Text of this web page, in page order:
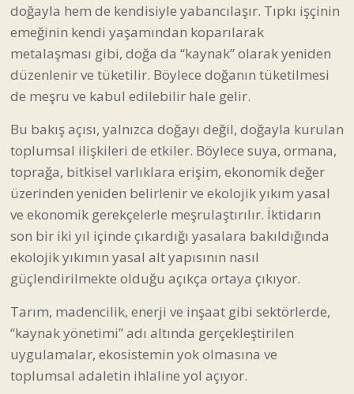
doğayla hem de kendisiyle yabancılaşır. Tıpkı işçinin
emeğinin kendi yaşamından koparılarak
metalaşması gibi, doğa da “kaynak” olarak yeniden
düzenlenir ve tüketilir. Böylece doğanın tüketilmesi
de meşru ve kabul edilebilir hale gelir.
Bu bakış açısı, yalnızca doğayı değil, doğayla kurulan
toplumsal ilişkileri de etkiler. Böylece suya, ormana,
toprağa, bitkisel varlıklara erişim, ekonomik değer
üzerinden yeniden belirlenir ve ekolojik yıkım yasal
ve ekonomik gerekçelerle meşrulaştırılır. İktidarın
son bir iki yıl içinde çıkardığı yasalara bakıldığında
ekolojik yıkımın yasal alt yapısının nasıl
güçlendirilmekte olduğu açıkça ortaya çıkıyor.
Tarım, madencilik, enerji ve inşaat gibi sektörlerde,
“kaynak yönetimi” adı altında gerçekleştirilen
uygulamalar, ekosistemin yok olmasına ve
toplumsal adaletin ihlaline yol açıyor.